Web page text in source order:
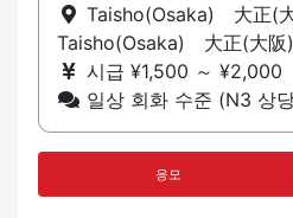
Taisho(Osaka) 大正(
Taisho(Osaka) 大正(大阪
시급 ¥1,500 ～ ¥2,000
일상 회화 수준 (N3 상
응모